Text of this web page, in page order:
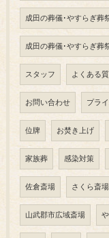
成田の葬儀･やすらぎ葬
成田の葬儀･やすらぎ葬
スタッフ よくある
お問い合わせ プラ
位牌 お焚き上げ
家族葬 感染対策
佐倉斎場 さくら斎場
山武郡市広域斎場